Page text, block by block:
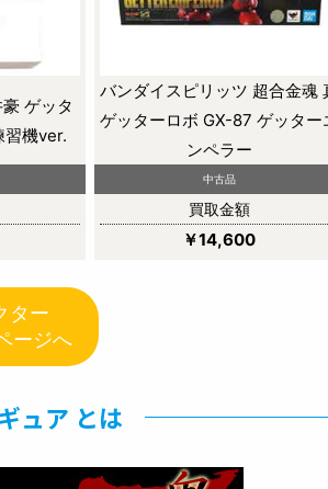
ゲッタ
習機ver.
バンダイスピリッツ 超合金魂
ゲッターロボ GX-87 ゲッター
ンペラー
中古品
買取金額
￥14,600
ター
ージへ
ュア とは